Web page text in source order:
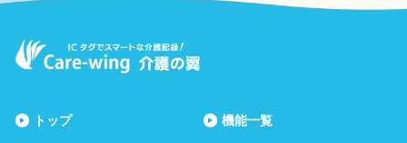
トップ 機能一覧